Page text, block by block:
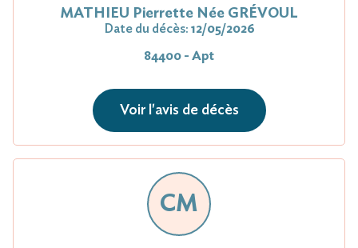
MATHIEU Pierrette Née GRÉVOUL
Date du décès: 12/05/2026
84400 - Apt
Voir l'avis de décès
CM